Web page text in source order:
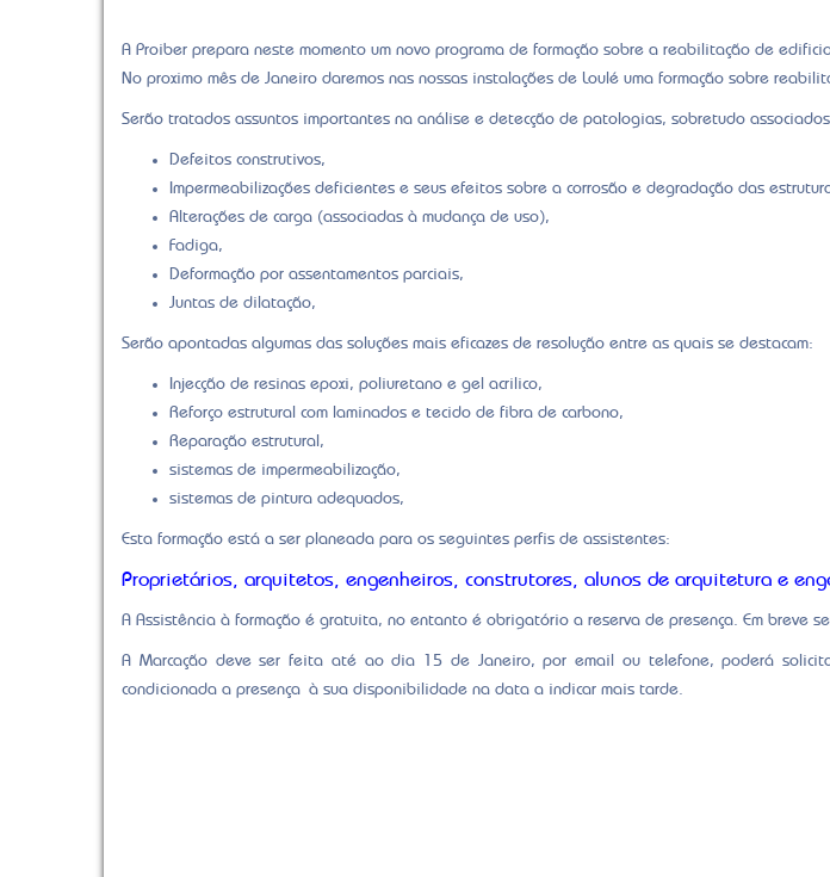
A Proiber prepara neste momento um novo programa de formação sobre a reabilitação de
No proximo mês de Janeiro daremos nas nossas instalações de Loulé uma formação sobre
Serão tratados assuntos importantes na análise e detecção de patologias, sobretudo
Defeitos construtivos,
Impermeabilizações deficientes e seus efeitos sobre a corrosão e degradação das
Alterações de carga (associadas à mudança de uso),
Fadiga,
Deformação por assentamentos parciais,
Juntas de dilatação,
Serão apontadas algumas das soluções mais eficazes de resolução entre as quais se destacam:
Injecção de resinas epoxi, poliuretano e gel acrilico,
Reforço estrutural com laminados e tecido de fibra de carbono,
Reparação estrutural,
sistemas de impermeabilização,
sistemas de pintura adequados,
Esta formação está a ser planeada para os seguintes perfis de assistentes:
Proprietários, arquitetos, engenheiros, construtores, alunos de arquitetura e
A Assistência à formação é gratuita, no entanto é obrigatório a reserva de presença. Em breve
A Marcação deve ser feita até ao dia 15 de Janeiro, por email ou telefone, poderá
condicionada a presença à sua disponibilidade na data a indicar mais tarde.